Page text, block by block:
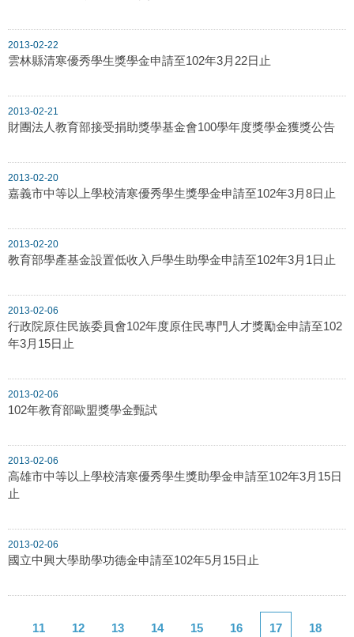
2013-02-22
雲林縣清寒優秀學生獎學金申請至102年3月22日止
2013-02-21
財團法人教育部接受捐助獎學基金會100學年度獎學金獲獎公告
2013-02-20
嘉義市中等以上學校清寒優秀學生獎學金申請至102年3月8日止
2013-02-20
教育部學產基金設置低收入戶學生助學金申請至102年3月1日止
2013-02-06
行政院原住民族委員會102年度原住民專門人才獎勵金申請至102
年3月15日止
2013-02-06
102年教育部歐盟獎學金甄試
2013-02-06
高雄市中等以上學校清寒優秀學生獎助學金申請至102年3月15日
止
2013-02-06
國立中興大學助學功德金申請至102年5月15日止
11 12 13 14 15 16 17 18